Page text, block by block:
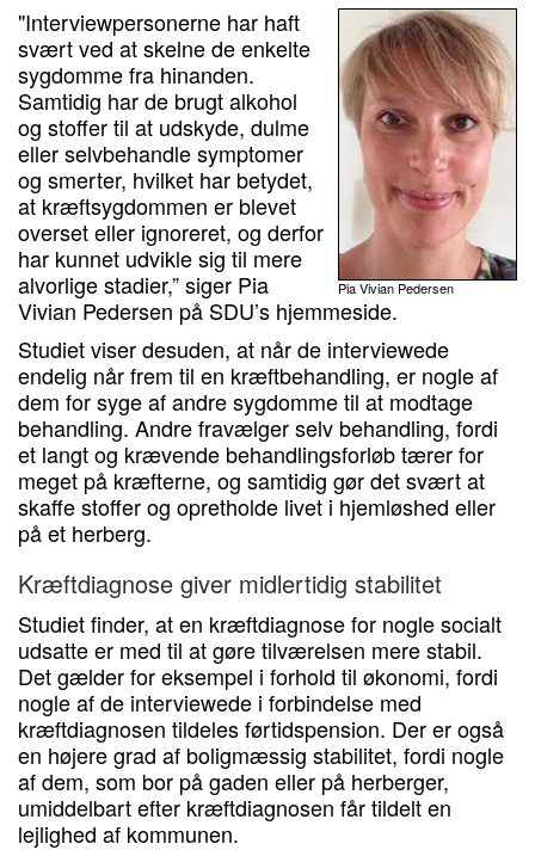
Pia Vivian Pedersen
"Interviewpersonerne har haft
svært ved at skelne de enkelte
sygdomme fra hinanden.
Samtidig har de brugt alkohol
og stoffer til at udskyde, dulme
eller selvbehandle symptomer
og smerter, hvilket har betydet,
at kræftsygdommen er blevet
overset eller ignoreret, og derfor
har kunnet udvikle sig til mere
alvorlige stadier,” siger Pia
Vivian Pedersen på SDU’s hjemmeside.
Studiet viser desuden, at når de interviewede
endelig når frem til en kræftbehandling, er nogle af
dem for syge af andre sygdomme til at modtage
behandling. Andre fravælger selv behandling, fordi
et langt og krævende behandlingsforløb tærer for
meget på kræfterne, og samtidig gør det svært at
skaffe stoffer og opretholde livet i hjemløshed eller
på et herberg.
Kræftdiagnose giver midlertidig stabilitet
Studiet finder, at en kræftdiagnose for nogle socialt
udsatte er med til at gøre tilværelsen mere stabil.
Det gælder for eksempel i forhold til økonomi, fordi
nogle af de interviewede i forbindelse med
kræftdiagnosen tildeles førtidspension. Der er også
en højere grad af boligmæssig stabilitet, fordi nogle
af dem, som bor på gaden eller på herberger,
umiddelbart efter kræftdiagnosen får tildelt en
lejlighed af kommunen.